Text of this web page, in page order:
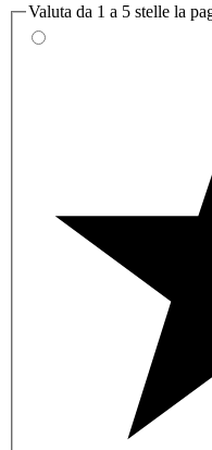
Valuta da 1 a 5 stelle la